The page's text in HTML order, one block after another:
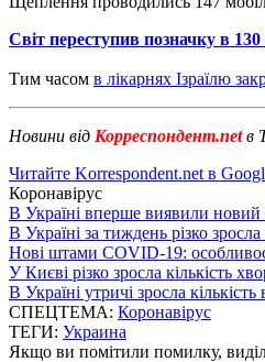
Світ переступив позначку в
Тим часом в лікарнях Ізраїлю
Новини від Корреспондент.netв
Читайте Korrespondent.net в
Коронавірус
В Україні вперше виявили новий
В Україні за тиждень різко
Нові штами COVID-19:
У Києві різко зросла кількість
В Україні утричі зросла
СПЕЦТЕМА: Коронавірус
ТЕГИ: Украина
Якщо ви помітили помилку,